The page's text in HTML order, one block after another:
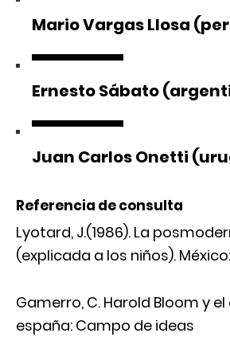
Mario Vargas Llosa
Ernesto Sábato
Juan Carlos Onetti
Referencia de consulta
Lyotard, J.(1986). La
(explicada a los niños).
Gamerro, C. Harold Bloom y
españa: Campo de ideas